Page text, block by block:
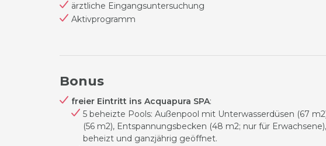
ärztliche Eingangsuntersuchung
Aktivprogramm
Bonus
freier Eintritt ins Acquapura SPA:
5 beheizte Pools: Außenpool mit Unterwasserdüsen (67
(56 m2), Entspannungsbecken (48 m2; nur für
beheizt und ganzjährig geöffnet.